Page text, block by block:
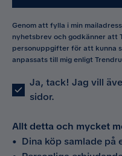
Genom att fylla i min
nyhetsbrev och godkänner att
personuppgifter för att kunna
anpassats till mig enligt
Ja, tack! Jag vill
sidor.
Allt detta och mycket
• Dina köp samlade på